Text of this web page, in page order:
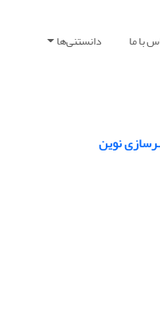
با ما دانستنی‌ها
نوین